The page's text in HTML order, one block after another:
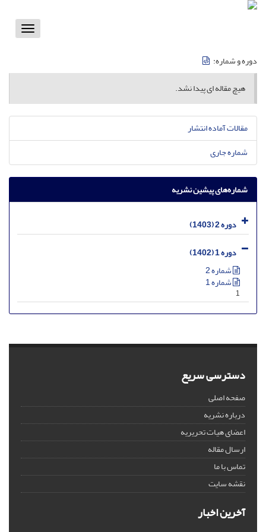
Toggle
دوره و شماره:
هیچ مقاله ای پیدا نشد.
مقالات آماده انتشار
شماره جاری
شماره‌های پیشین نشریه
دوره 2 (1403)
دوره 1 (1402)
شماره 2
شماره 1
1
دسترسی سریع
صفحه اصلی
درباره نشریه
اعضای هیات تحریریه
ارسال مقاله
تماس با ما
نقشه سایت
آخرین اخبار